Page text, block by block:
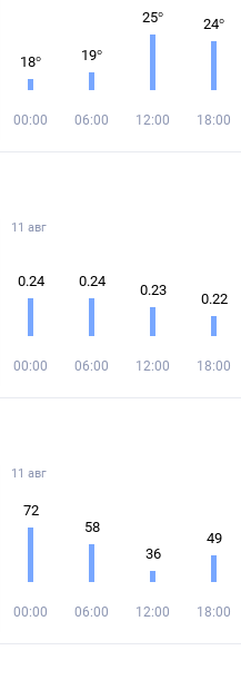
18°
00:00
19°
06:00
25°
12:00
24°
18:00
11 авг
0.24
00:00
0.24
06:00
0.23
12:00
0.22
18:00
11 авг
72
00:00
58
06:00
36
12:00
49
18:00